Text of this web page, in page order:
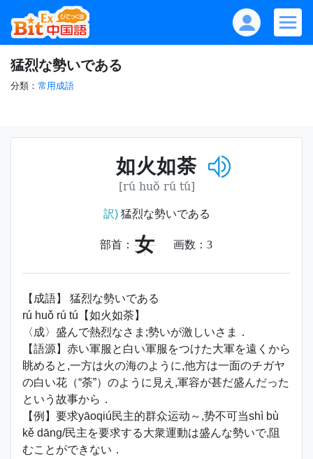
猛烈な勢いである
分類： 常用成語
如火如荼
[rú huǒ rú tú]
訳)猛烈な勢いである
部首： 女 画数： 3
【成語】 猛烈な勢いである
rú huǒ rú tú【如火如荼】
〈成〉盛んで熱烈なさま;勢いが激しいさま．
【語源】赤い軍服と白い軍服をつけた大軍を遠くから
眺めると,一方は火の海のように,他方は一面のチガヤ
の白い花（“荼”）のように見え,軍容が甚だ盛んだった
という故事から．
【例】要求yāoqiú民主的群众运动～,势不可当shì bù
kě dāng/民主を要求する大衆運動は盛んな勢いで,阻
むことができない．